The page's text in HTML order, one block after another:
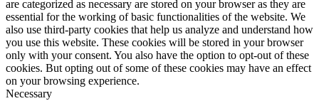
are categorized as necessary are stored on your browser as they are
essential for the working of basic functionalities of the website. We
also use third-party cookies that help us analyze and understand how
you use this website. These cookies will be stored in your browser
only with your consent. You also have the option to opt-out of these
cookies. But opting out of some of these cookies may have an effect
on your browsing experience.
Necessary